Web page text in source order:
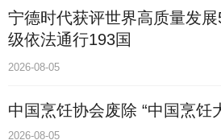
宁德时代获评世界高质量发展
级依法通行193国
2026-08-05
中国烹饪协会废除 “中国烹饪
2026-08-05